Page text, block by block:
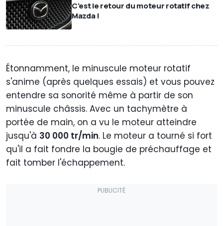
C'est le retour du moteur rotatif chez
Mazda !
Étonnamment, le minuscule moteur rotatif
s'anime (après quelques essais) et vous pouvez
entendre sa sonorité même à partir de son
minuscule châssis. Avec un tachymètre à
portée de main, on a vu le moteur atteindre
jusqu'à 30 000 tr/min. Le moteur a tourné si fort
qu'il a fait fondre la bougie de préchauffage et
fait tomber l'échappement.